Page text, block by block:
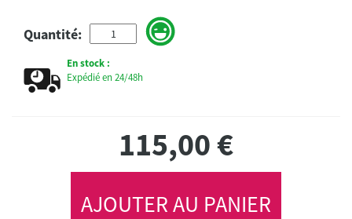
Quantité:
En stock :
Expédié en 24/48h
115,00€
AJOUTER AU PANIER